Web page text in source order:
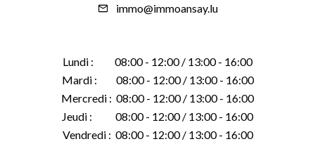
immo@immoansay.lu
Lundi : 08:00 - 12:00 / 13:00 - 16:00
Mardi : 08:00 - 12:00 / 13:00 - 16:00
Mercredi : 08:00 - 12:00 / 13:00 - 16:00
Jeudi : 08:00 - 12:00 / 13:00 - 16:00
Vendredi : 08:00 - 12:00 / 13:00 - 16:00